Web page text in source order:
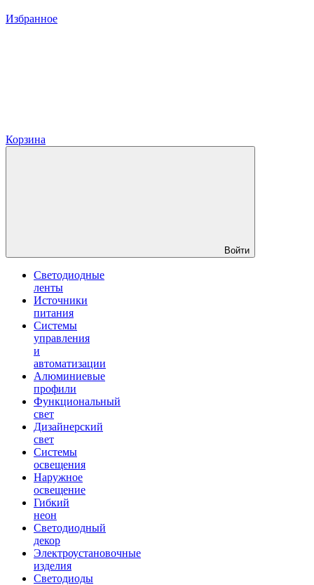
Избранное
Корзина
Войти
Светодиодные
ленты
Источники
питания
Системы
управления
и
автоматизации
Алюминиевые
профили
Функциональный
свет
Дизайнерский
свет
Системы
освещения
Наружное
освещение
Гибкий
неон
Светодиодный
декор
Электроустановочные
изделия
Светодиоды